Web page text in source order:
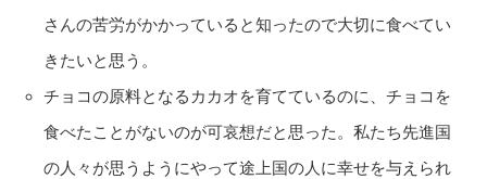
さんの苦労がかかっていると知ったので大切に食べてい
きたいと思う。
チョコの原料となるカカオを育てているのに、チョコを
食べたことがないのが可哀想だと思った。私たち先進国
の人々が思うようにやって途上国の人に幸せを与えられ